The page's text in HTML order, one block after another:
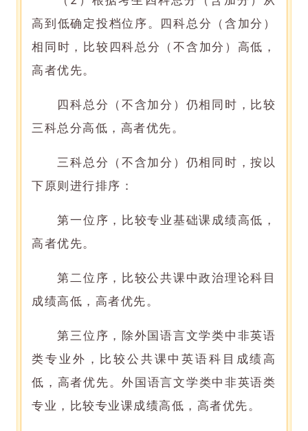
高到低确定投档位序。四科总分（含加分）
相同时，比较四科总分（不含加分）高低，
高者优先。
四科总分（不含加分）仍相同时，比较
三科总分高低，高者优先。
三科总分（不含加分）仍相同时，按以
下原则进行排序：
第一位序，比较专业基础课成绩高低，
高者优先。
第二位序，比较公共课中政治理论科目
成绩高低，高者优先。
第三位序，除外国语言文学类中非英语
类专业外，比较公共课中英语科目成绩高
低，高者优先。外国语言文学类中非英语类
专业，比较专业课成绩高低，高者优先。